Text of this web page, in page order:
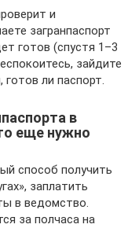
и
загранпаспорт
готов (спустя 1–3
зайдите
ли паспорт.
в
еще нужно
способ получить
заплатить
в ведомство.
за полчаса на